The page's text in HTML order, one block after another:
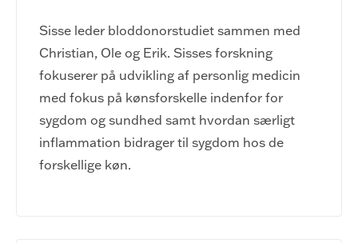
Sisse leder bloddonorstudiet sammen med
Christian, Ole og Erik. Sisses forskning
fokuserer på udvikling af personlig medicin
med fokus på kønsforskelle indenfor for
sygdom og sundhed samt hvordan særligt
inflammation bidrager til sygdom hos de
forskellige køn.